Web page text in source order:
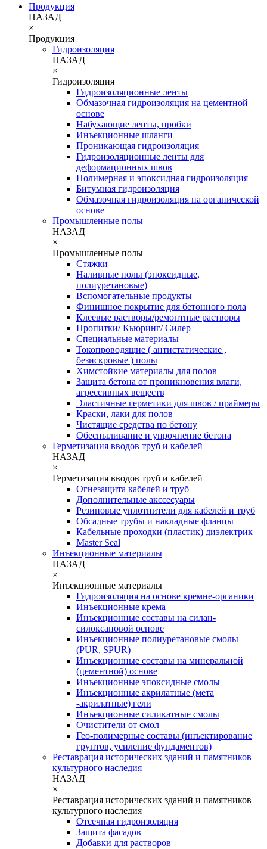
Продукция
НАЗАД
×
Продукция
Гидроизоляция
НАЗАД
×
Гидроизоляция
Гидроизоляционные ленты
Обмазочная гидроизоляция на цементной
основе
Набухающие ленты, пробки
Инъекционные шланги
Проникающая гидроизоляция
Гидроизоляционные ленты для
деформационных швов
Полимерная и эпоксидная гидроизоляция
Битумная гидроизоляция
Обмазочная гидроизоляция на органической
основе
Промышленные полы
НАЗАД
×
Промышленные полы
Стяжки
Наливные полы (эпоксидные,
полиуретановые)
Вспомогательные продукты
Финишное покрытие для бетонного пола
Клеевые растворы/ремонтные растворы
Пропитки/ Кьюринг/ Силер
Специальные материалы
Токопроводящие ( антистатические ,
безискровые ) полы
Химстойкие материалы для полов
Защита бетона от проникновения влаги,
агрессивных веществ
Эластичные герметики для швов / праймеры
Краски, лаки для полов
Чистящие средства по бетону
Обеспыливание и упрочнение бетона
Герметизация вводов труб и кабелей
НАЗАД
×
Герметизация вводов труб и кабелей
Огнезащита кабелей и труб
Дополнительные акссесуары
Резиновые уплотнители для кабелей и труб
Обсадные трубы и накладные фланцы
Кабельные проходки (пластик) диэлектрик
Master Seal
Инъекционные материалы
НАЗАД
×
Инъекционные материалы
Гидроизоляция на основе кремне-органики
Инъекционные крема
Инъекционные составы на силан-
силоксановой основе
Инъекционные полиуретановые смолы
(PUR, SPUR)
Инъекционные составы на минеральной
(цементной) основе
Инъекционные эпоксидные смолы
Инъекционные акрилатные (мета
-акрилатные) гели
Инъекционные силикатные смолы
Очистители от смол
Гео-полимерные составы (инъектирование
грунтов, усиление фундаментов)
Реставрация исторических зданий и памятников
культурного наследия
НАЗАД
×
Реставрация исторических зданий и памятников
культурного наследия
Отсечная гидроизоляция
Защита фасадов
Добавки для растворов